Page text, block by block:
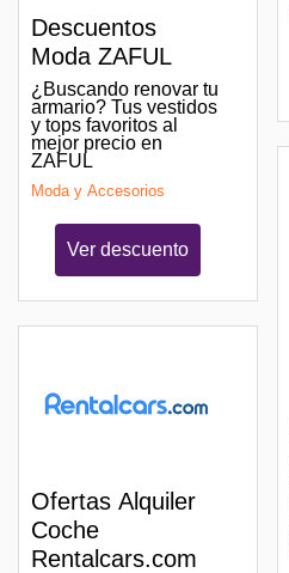
Descuentos
Moda ZAFUL
¿Buscando renovar tu
armario? Tus vestidos
y tops favoritos al
mejor precio en
ZAFUL
Moda y Accesorios
Ver descuento
Ofertas Alquiler
Coche
Rentalcars.com